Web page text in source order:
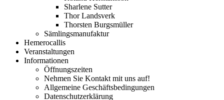
Sharlene Sutter
Thor Landsverk
Thorsten Burgsmüller
Sämlingsmanufaktur
Hemerocallis
Veranstaltungen
Informationen
Öffnungszeiten
Nehmen Sie Kontakt mit uns auf!
Allgemeine Geschäftsbedingungen
Datenschutzerklärung